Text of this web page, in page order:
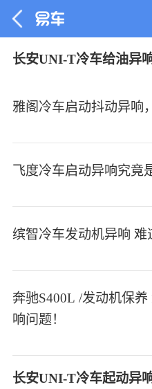
长安UNI-T冷车给油异
雅阁冷车启动抖动异响
飞度冷车启动异响究竟
缤智冷车发动机异响 难
奔驰S400L /发动机保
响问题！
长安UNI-T冷车起动异